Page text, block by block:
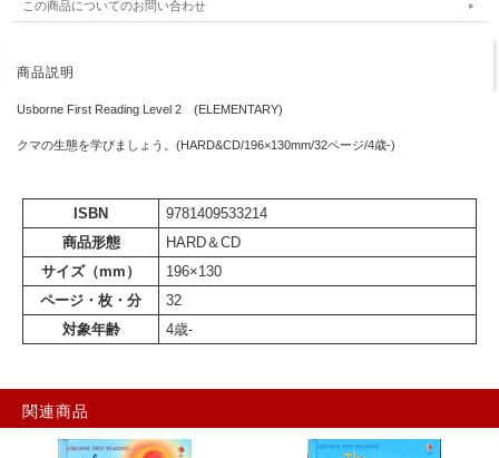
この商品についてのお問い合わせ
商品説明
Usborne First Reading Level 2 (ELEMENTARY)
クマの生態を学びましょう。(HARD&CD/196×130mm/32ページ/4歳-)
ISBN
9781409533214
商品形態
HARD＆CD
サイズ（mm）
196×130
ページ・枚・分
32
対象年齢
4歳-
関連商品